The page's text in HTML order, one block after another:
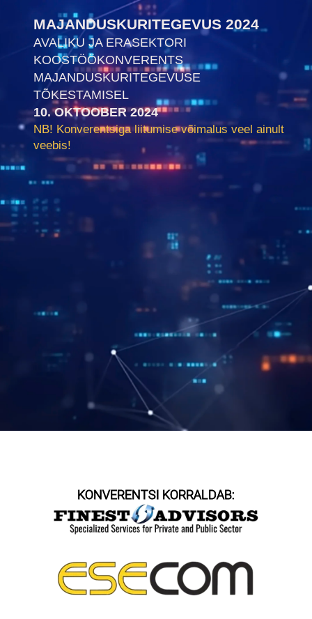
MAJANDUSKURITEGEVUS 2024
AVALIKU JA ERASEKTORI
KOOSTÖÖKONVERENTS
MAJANDUSKURITEGEVUSE
TÕKESTAMISEL
10. OKTOOBER 2024
NB! Konverentsiga liitumise võimalus veel ainult
veebis!
KONVERENTSI KORRALDAB: